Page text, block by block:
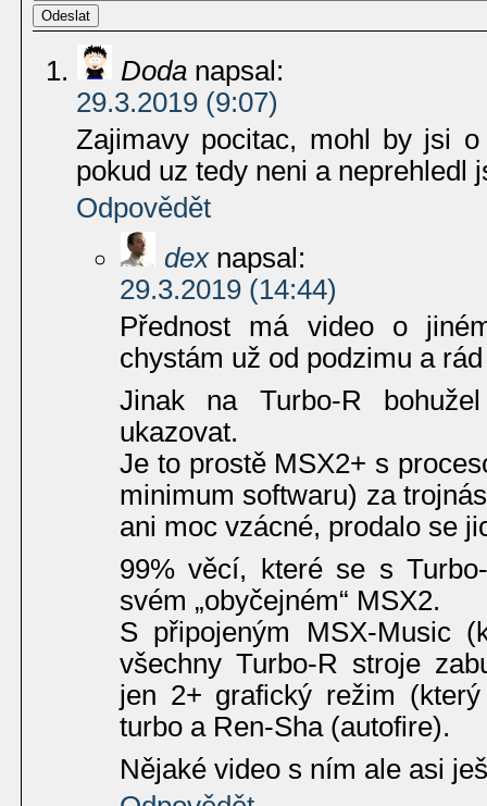
Doda napsal:
29.3.2019 (9:07)
Zajimavy pocitac, mohl by jsi
pokud uz tedy neni a neprehledl
Odpovědět
dex napsal:
29.3.2019 (14:44)
Přednost má video o
chystám už od podzimu a
Jinak na Turbo-R
ukazovat.
Je to prostě MSX2+ s
minimum softwaru) za
ani moc vzácné, prodalo se
99% věcí, které se s
svém „obyčejném“ MSX2.
S připojeným MSX-Music
všechny Turbo-R stroje
jen 2+ grafický režim
turbo a Ren-Sha (autofire).
Nějaké video s ním ale asi